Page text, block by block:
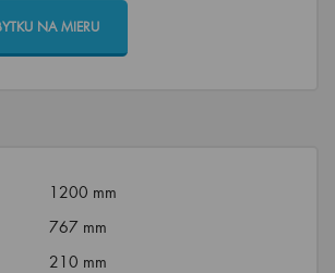
NA MIERU
1200 mm
767 mm
210 mm